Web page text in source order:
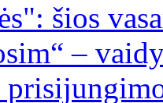
šios
–